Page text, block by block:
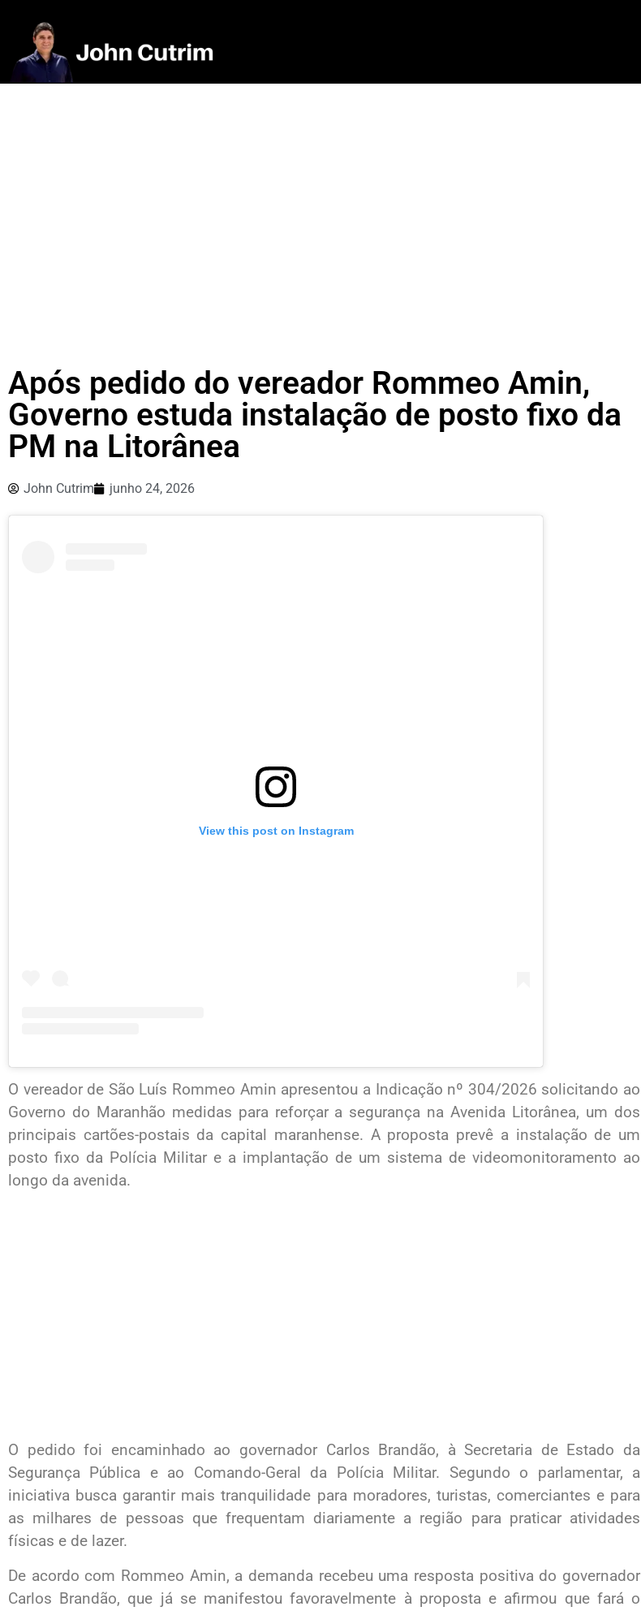
Após pedido do vereador Rommeo Amin,
Governo estuda instalação de posto fixo da
PM na Litorânea
John Cutrim junho 24, 2026
View this post on Instagram
O vereador de São Luís Rommeo Amin apresentou a Indicação nº 304/2026 solicitando ao
Governo do Maranhão medidas para reforçar a segurança na Avenida Litorânea, um dos
principais cartões-postais da capital maranhense. A proposta prevê a instalação de um
posto fixo da Polícia Militar e a implantação de um sistema de videomonitoramento ao
longo da avenida.
O pedido foi encaminhado ao governador Carlos Brandão, à Secretaria de Estado da
Segurança Pública e ao Comando-Geral da Polícia Militar. Segundo o parlamentar, a
iniciativa busca garantir mais tranquilidade para moradores, turistas, comerciantes e para
as milhares de pessoas que frequentam diariamente a região para praticar atividades
físicas e de lazer.
De acordo com Rommeo Amin, a demanda recebeu uma resposta positiva do governador
Carlos Brandão, que já se manifestou favoravelmente à proposta e afirmou que fará o